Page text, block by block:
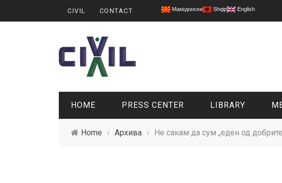
CIVIL CONTACT Македонски Shqip English
HOME PRESS CENTER LIBRARY
Home › Архива › Не сакам да сум „еден од